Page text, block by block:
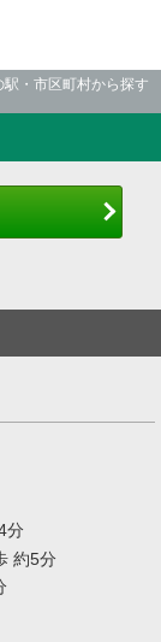
駅・市区町村から探す
分
約5分